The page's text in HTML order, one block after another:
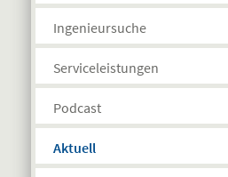
Ingenieursuche
Serviceleistungen
Podcast
Aktuell